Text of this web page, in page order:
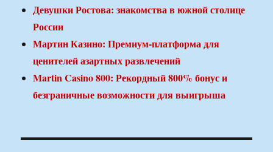
Девушки Ростова: знакомства в южной столице
России
Мартин Казино: Премиум-платформа для
ценителей азартных развлечений
Martin Casino 800: Рекордный 800% бонус и
безграничные возможности для выигрыша